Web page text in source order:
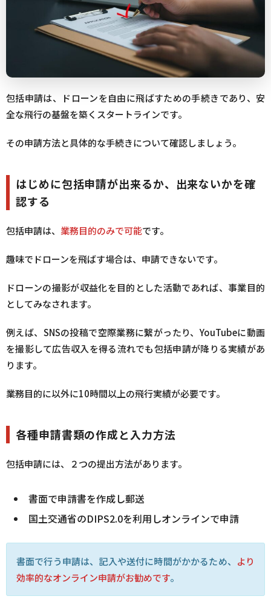
包括申請は、ドローンを自由に飛ばすための手続きであり、安
全な飛行の基盤を築くスタートラインです。
その申請方法と具体的な手続きについて確認しましょう。
はじめに包括申請が出来るか、出来ないかを確
認する
包括申請は、 業務目的のみで可能です。
趣味でドローンを飛ばす場合は、申請できないです。
ドローンの撮影が収益化を目的とした活動であれば、事業目的
としてみなされます。
例えば、SNSの投稿で空際業務に繋がったり、YouTubeに動画
を撮影して広告収入を得る流れでも包括申請が降りる実績があ
ります。
業務目的に以外に10時間以上の飛行実績が必要です。
各種申請書類の作成と入力方法
包括申請には、２つの提出方法があります。
書面で申請書を作成し郵送
国土交通省のDIPS2.0を利用しオンラインで申請
書面で行う申請は、記入や送付に時間がかかるため、
より
効率的なオンライン申請がお勧めです。